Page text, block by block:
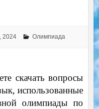
2024 Олимпиада
скачать вопросы
использованные
олимпиады по